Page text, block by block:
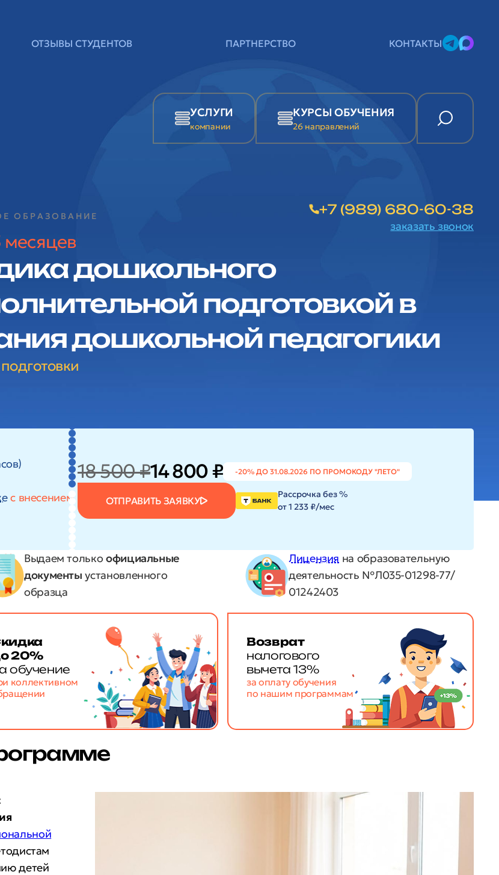
ОТЗЫВЫ СТУДЕНТОВ ПАРТНЕРСТВО КОНТАКТЫ
УСЛУГИ
компании
КУРСЫ ОБУЧЕНИЯ
26 направлений
ОБРАЗОВАНИЕ +7 (989) 680-60-38
заказать звонок
месяцев
дошкольного
подготовкой в
дошкольной педагогики
с внесением
18 500 ₽14 800 ₽ -20% ДО 31.08.2026 ПО ПРОМОКОДУ "ЛЕТО"
ОТПРАВИТЬ ЗАЯВКУ
Рассрочка без %
от 1 233 ₽/мес
Выдаем только официальные
документы установленного
образца
Лицензия на образовательную
деятельность №Л035-01298-77/
01242403
20%
обучение
коллективном
Возврат
налогового
вычета 13%
за оплату обучения
по нашим программам
детей